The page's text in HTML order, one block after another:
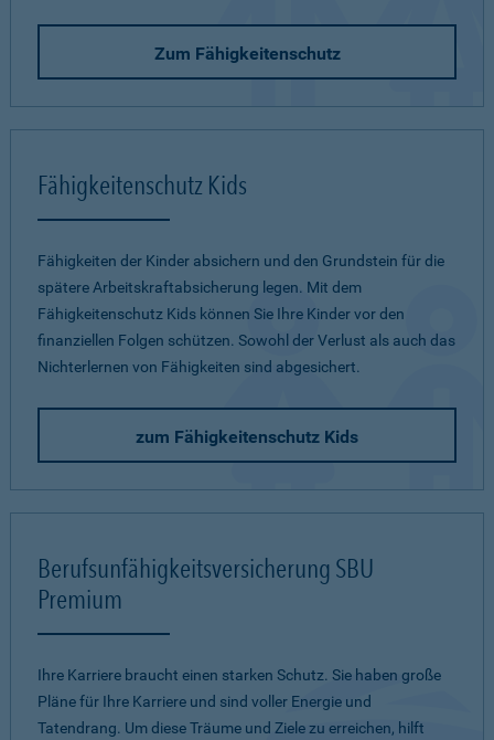
Zum Fähigkeitenschutz
Fähigkeitenschutz Kids
Fähigkeiten der Kinder absichern und den Grundstein für die
spätere Arbeitskraftabsicherung legen. Mit dem
Fähigkeitenschutz Kids können Sie Ihre Kinder vor den
finanziellen Folgen schützen. Sowohl der Verlust als auch das
Nichterlernen von Fähigkeiten sind abgesichert.
zum Fähigkeitenschutz Kids
Berufsunfähigkeitsversicherung SBU
Premium
Ihre Karriere braucht einen starken Schutz. Sie haben große
Pläne für Ihre Karriere und sind voller Energie und
Tatendrang. Um diese Träume und Ziele zu erreichen, hilft